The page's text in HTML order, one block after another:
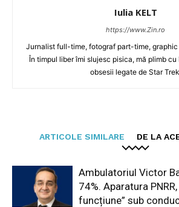
Iulia KELT
https://www.Zin.ro
Jurnalist full-time, fotograf part-time,
În timpul liber îmi slujesc pisica, mă plimb
obsesii legate de Star
ARTICOLE SIMILARE DE LA
Ambulatoriul Victor
74%. Aparatura
funcțiune” sub